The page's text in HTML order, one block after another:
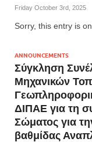
Friday October 3rd, 2025
Sorry, this entry is
ANNOUNCEMENTS
Σύγκληση
Μηχανικών
ΔΙΠΑΕ για τη
Σώματος για
βαθμίδας